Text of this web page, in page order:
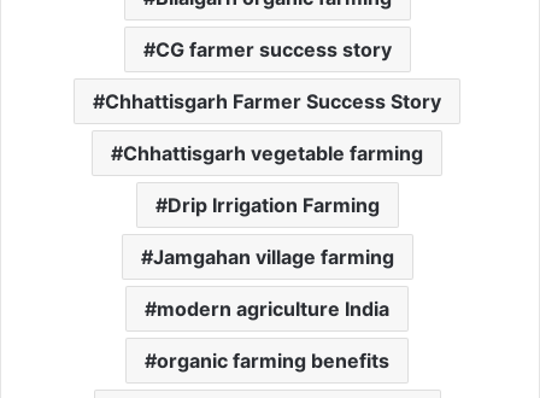
CG farmer success story
Chhattisgarh Farmer Success Story
Chhattisgarh vegetable farming
Drip Irrigation Farming
Jamgahan village farming
modern agriculture India
organic farming benefits